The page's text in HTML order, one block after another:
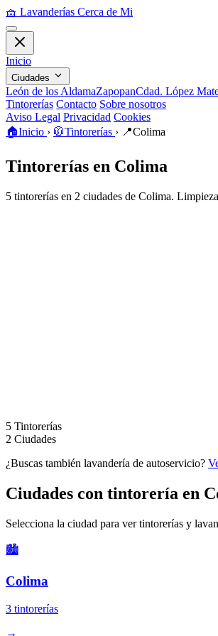
🧺 Lavanderías Cerca de Mi
Inicio
Ciudades
León de los AldamaZapopanCdad. López
Tintorerías Contacto Sobre nosotros
Aviso Legal Privacidad Cookies
🏠Inicio › 🧥Tintorerías › 📍Colima
Tintorerías en Colima
5 tintorerías en 2 ciudades de Colima.
5 Tintorerías
2 Ciudades
¿Buscas también lavandería de autoservicio?
Ciudades con tintorería en
Selecciona la ciudad para ver tintorerías y
🏙️
Colima
3 tintorerías
→